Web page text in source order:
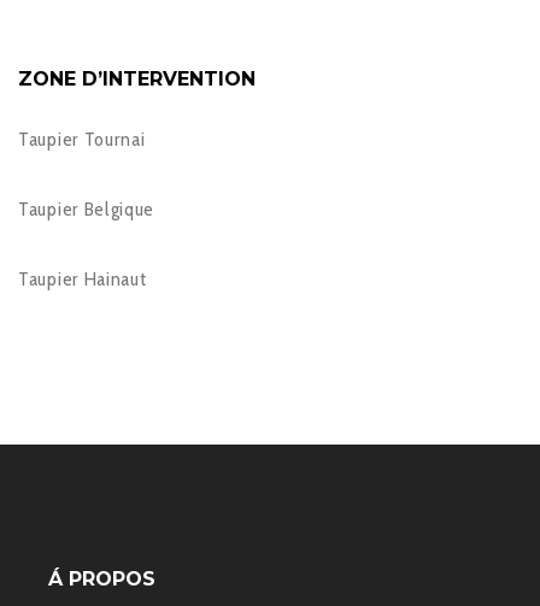
ZONE D’INTERVENTION
Taupier Tournai
Taupier Belgique
Taupier Hainaut
Á PROPOS